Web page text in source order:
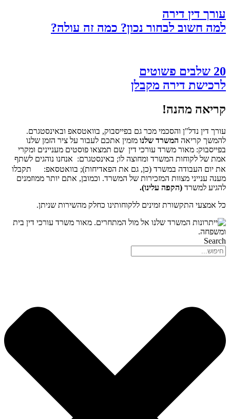
עורך דין דירה
למה חשוב לבחור נכון? כמה זה עולה?
20 שלבים פשוטים
לרכישת דירה מקבלן
קריאה מהנה!
עורך דין נדל"ן והסכמי מכר גם בפייסבוק, בוואטסאפ ובאינסטגרם.
להמשך קריאה המשרד שלנו מזמין אתכם לעבור על ציר הזמן שלנו
בפייסבוק: מאור משרד עורכי דין שם תמצאו פוסטים מעניינים ומקרי
אמת של לקוחות המשרד ומחוצה לו; באינסטגרם: אנחנו נוהגים לשתף
את יום העבודה במשרד (כן, גם את הפאדיחות); בוואטסאפ:
תקבלו
מענה ענייני מצוות המזכירות של המשרד. וכמובן, אתם יותר ממוזמנים
להגיע למשרד (הקפה עלינו).
כל אמצעי התקשורת זמינים ללקוחותינו כחלק מהשירות שניתן.
Search